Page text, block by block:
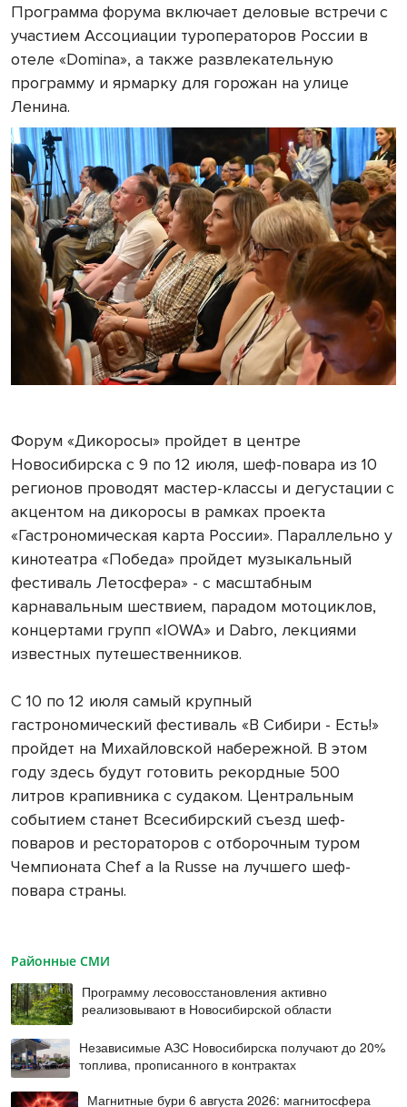
Программа форума включает деловые встречи с
участием Ассоциации туроператоров России в
отеле «Domina», а также развлекательную
программу и ярмарку для горожан на улице
Ленина.
Форум «Дикоросы» пройдет в центре
Новосибирска с 9 по 12 июля, шеф-повара из 10
регионов проводят мастер-классы и дегустации с
акцентом на дикоросы в рамках проекта
«Гастрономическая карта России». Параллельно у
кинотеатра «Победа» пройдет музыкальный
фестиваль Летосфера» - с масштабным
карнавальным шествием, парадом мотоциклов,
концертами групп «IOWA» и Dabro, лекциями
известных путешественников.
С 10 по 12 июля самый крупный
гастрономический фестиваль «В Сибири - Есть!»
пройдет на Михайловской набережной. В этом
году здесь будут готовить рекордные 500
литров крапивника с судаком. Центральным
событием станет Всесибирский съезд шеф-
поваров и рестораторов с отборочным туром
Чемпионата Chef a la Russe на лучшего шеф-
повара страны.
Районные СМИ
Программу лесовосстановления активно
реализовывают в Новосибирской области
Независимые АЗС Новосибирска получают до 20%
топлива, прописанного в контрактах
Магнитные бури 6 августа 2026: магнитосфера